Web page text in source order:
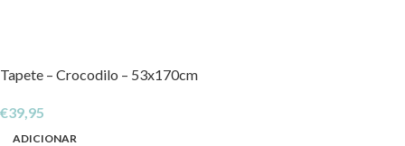
Tapete – Crocodilo – 53x170cm
€39,95
ADICIONAR